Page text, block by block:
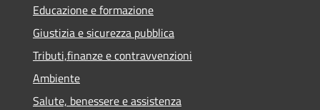
Educazione e formazione
Giustizia e sicurezza pubblica
Tributi,finanze e contravvenzioni
Ambiente
Salute, benessere e assistenza